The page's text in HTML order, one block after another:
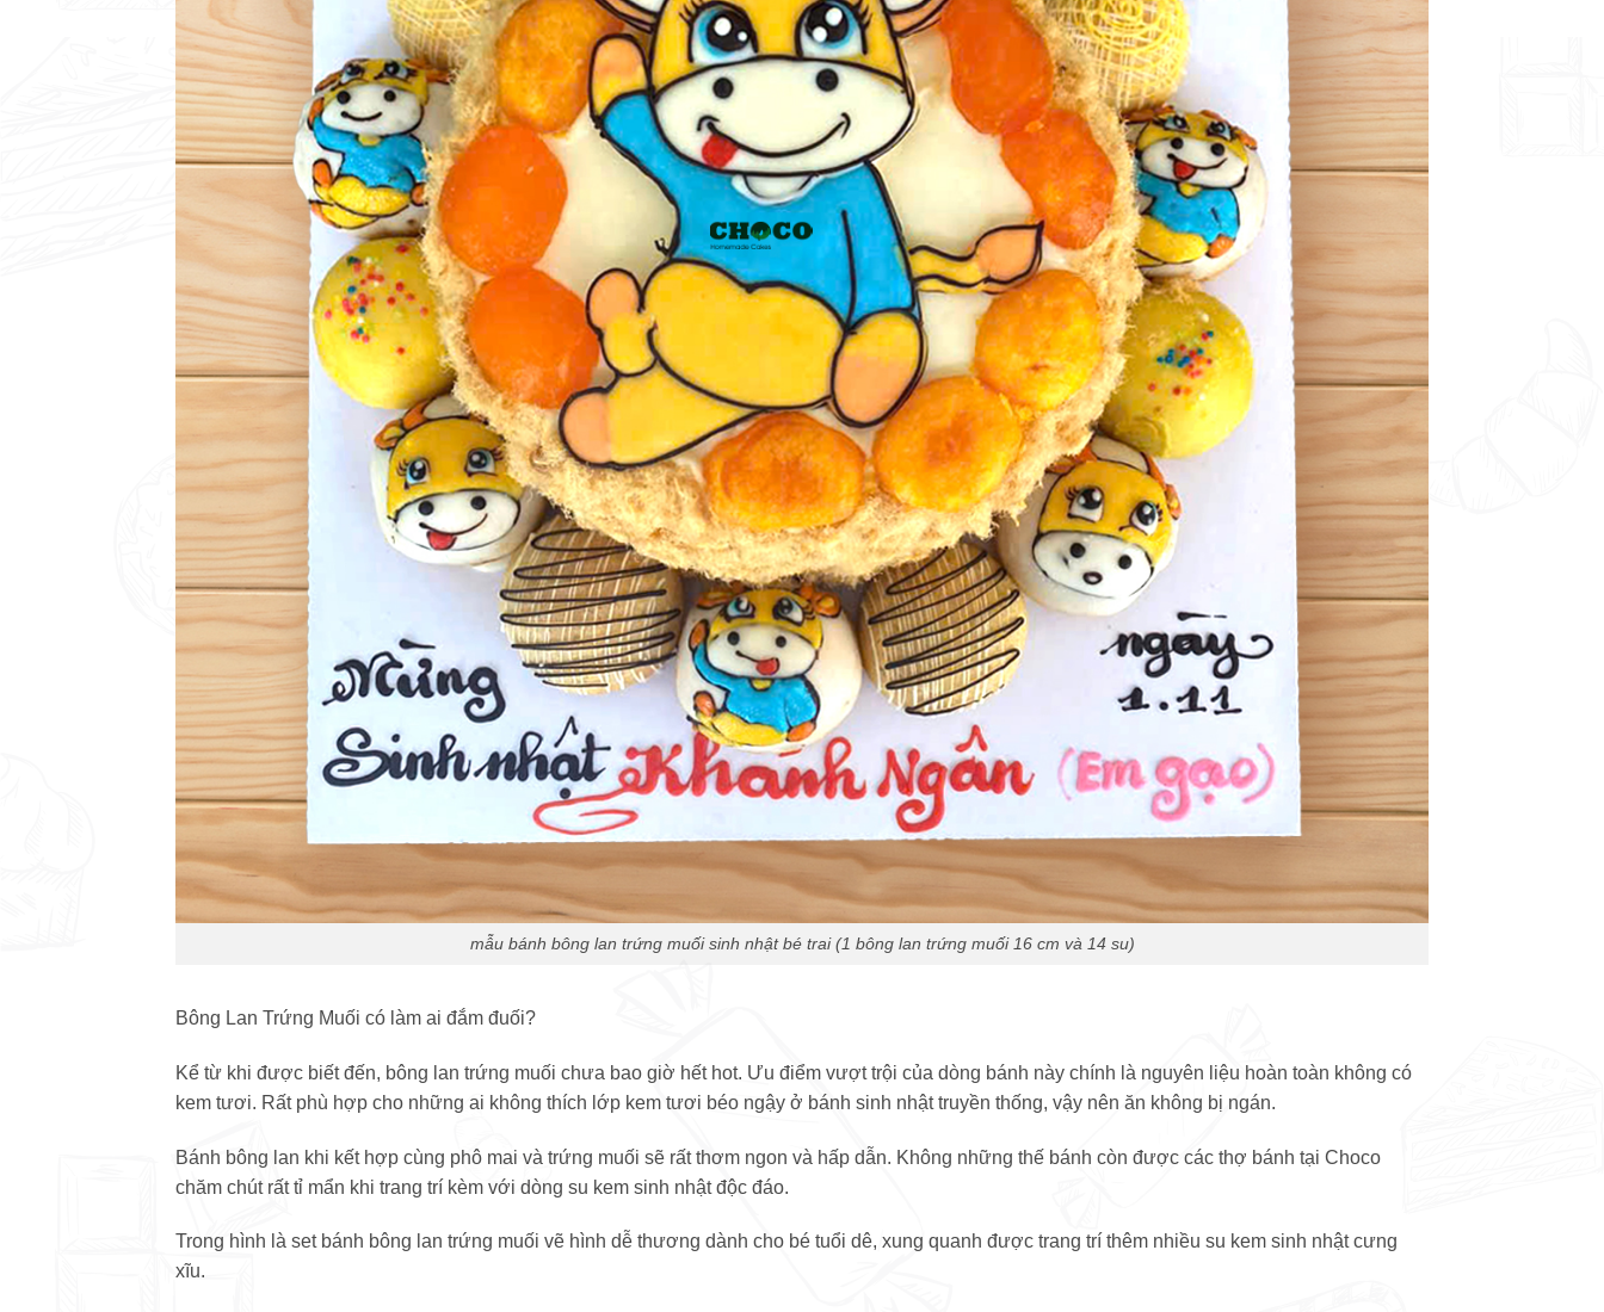
mẫu bánh bông lan trứng muối sinh nhật bé trai (1 bông lan trứng muối 16 cm và 14 su)
Bông Lan Trứng Muối có làm ai đắm đuối?
Kể từ khi được biết đến, bông lan trứng muối chưa bao giờ hết hot. Ưu điểm vượt trội của dòng bánh này chính là nguyên liệu hoàn toàn không có
kem tươi. Rất phù hợp cho những ai không thích lớp kem tươi béo ngậy ở bánh sinh nhật truyền thống, vậy nên ăn không bị ngán.
Bánh bông lan khi kết hợp cùng phô mai và trứng muối sẽ rất thơm ngon và hấp dẫn. Không những thế bánh còn được các thợ bánh tại Choco
chăm chút rất tỉ mẩn khi trang trí kèm với dòng su kem sinh nhật độc đáo.
Trong hình là set bánh bông lan trứng muối vẽ hình dễ thương dành cho bé tuổi dê, xung quanh được trang trí thêm nhiều su kem sinh nhật cưng
xĩu.